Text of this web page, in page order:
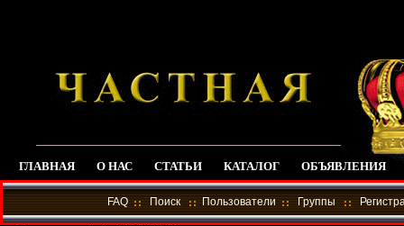
ГЛАВНАЯ О НАС СТАТЬИ КАТАЛОГ ОБЪЯВЛЕНИЯ
FAQ Поиск Пользователи Группы